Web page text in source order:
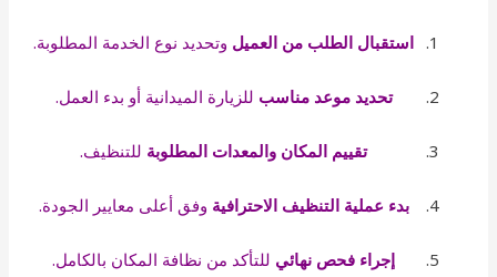
استقبال الطلب من العميل وتحديد نوع الخدمة المطلوبة.
تحديد موعد مناسب للزيارة الميدانية أو بدء العمل.
تقييم المكان والمعدات المطلوبة للتنظيف.
بدء عملية التنظيف الاحترافية وفق أعلى معايير الجودة.
إجراء فحص نهائي للتأكد من نظافة المكان بالكامل.